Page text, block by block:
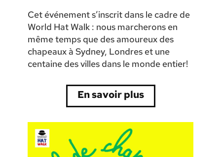
Cet événement s’inscrit dans le cadre de
World Hat Walk : nous marcherons en
même temps que des amoureux des
chapeaux à Sydney, Londres et une
centaine des villes dans le monde entier!
En savoir plus